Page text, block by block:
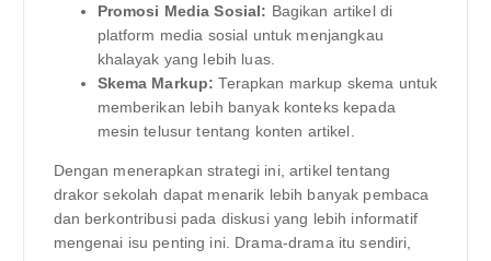
Promosi Media Sosial: Bagikan artikel di
platform media sosial untuk menjangkau
khalayak yang lebih luas.
Skema Markup: Terapkan markup skema untuk
memberikan lebih banyak konteks kepada
mesin telusur tentang konten artikel.
Dengan menerapkan strategi ini, artikel tentang
drakor sekolah dapat menarik lebih banyak pembaca
dan berkontribusi pada diskusi yang lebih informatif
mengenai isu penting ini. Drama-drama itu sendiri,